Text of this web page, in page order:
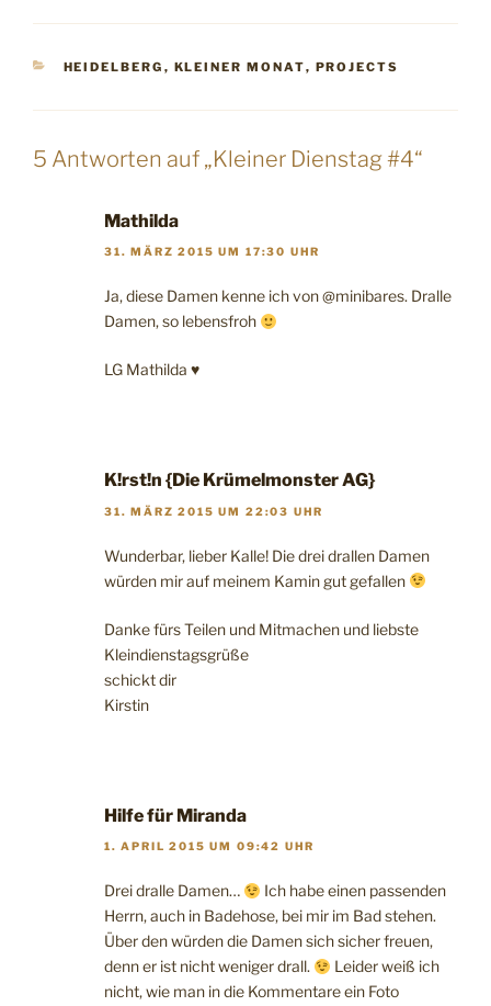
KATEGORIEN
HEIDELBERG , KLEINER MONAT, PROJECTS
5 Antworten auf „Kleiner Dienstag #4“
Mathilda
31. MÄRZ 2015 UM 17:30 UHR
Ja, diese Damen kenne ich von @minibares. Dralle
Damen, so lebensfroh
LG Mathilda ♥
K!rst!n {Die Krümelmonster AG}
31. MÄRZ 2015 UM 22:03 UHR
Wunderbar, lieber Kalle! Die drei drallen Damen
würden mir auf meinem Kamin gut gefallen
Danke fürs Teilen und Mitmachen und liebste
Kleindienstagsgrüße
schickt dir
Kirstin
Hilfe für Miranda
1. APRIL 2015 UM 09:42 UHR
Drei dralle Damen…
Ich habe einen passenden
Herrn, auch in Badehose, bei mir im Bad stehen.
Über den würden die Damen sich sicher freuen,
denn er ist nicht weniger drall.
Leider weiß ich
nicht, wie man in die Kommentare ein Foto